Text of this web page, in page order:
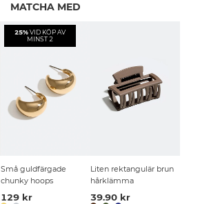
MATCHA MED
25% VID KÖP AV
MINST 2
Små guldfärgade
chunky hoops
129 kr
Liten rektangulär brun
hårklämma
39.90 kr